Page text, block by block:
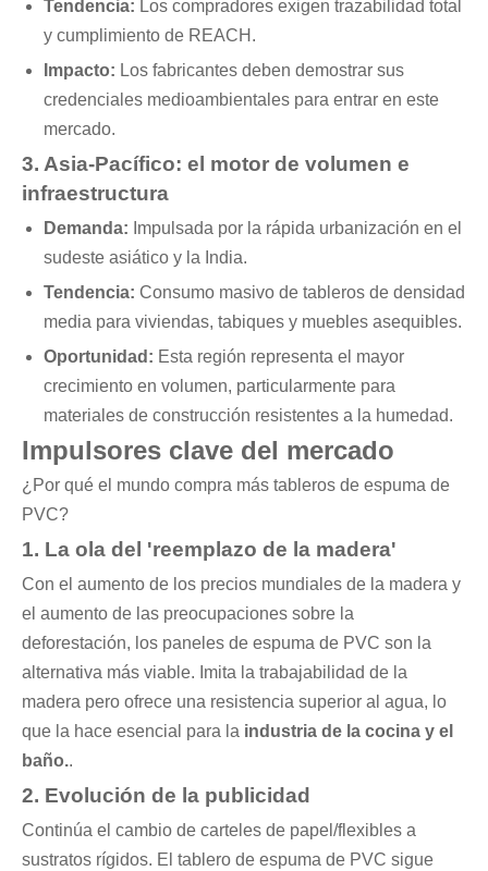
Tendencia: Los compradores exigen trazabilidad total
y cumplimiento de REACH.
Impacto: Los fabricantes deben demostrar sus
credenciales medioambientales para entrar en este
mercado.
3. Asia-Pacífico: el motor de volumen e
infraestructura
Demanda: Impulsada por la rápida urbanización en el
sudeste asiático y la India.
Tendencia: Consumo masivo de tableros de densidad
media para viviendas, tabiques y muebles asequibles.
Oportunidad: Esta región representa el mayor
crecimiento en volumen, particularmente para
materiales de construcción resistentes a la humedad.
Impulsores clave del mercado
¿Por qué el mundo compra más tableros de espuma de
PVC?
1. La ola del 'reemplazo de la madera'
Con el aumento de los precios mundiales de la madera y
el aumento de las preocupaciones sobre la
deforestación, los paneles de espuma de PVC son la
alternativa más viable. Imita la trabajabilidad de la
madera pero ofrece una resistencia superior al agua, lo
que la hace esencial para la industria de la cocina y el
baño..
2. Evolución de la publicidad
Continúa el cambio de carteles de papel/flexibles a
sustratos rígidos. El tablero de espuma de PVC sigue